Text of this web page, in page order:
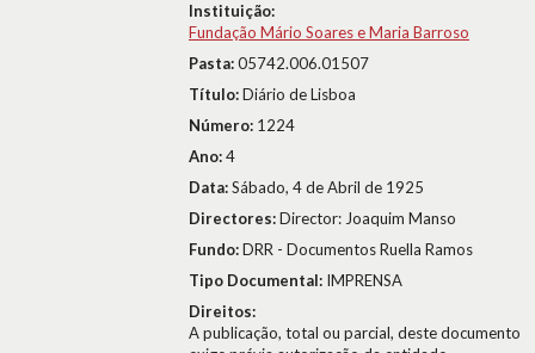
Instituição:
Fundação Mário Soares e Maria Barroso
Pasta:05742.006.01507
Título:Diário de Lisboa
Número: 1224
Ano:4
Data:Sábado, 4 de Abril de 1925
Directores:Director: Joaquim Manso
Fundo:DRR - Documentos Ruella Ramos
Tipo Documental: IMPRENSA
Direitos:
A publicação, total ou parcial, deste documento